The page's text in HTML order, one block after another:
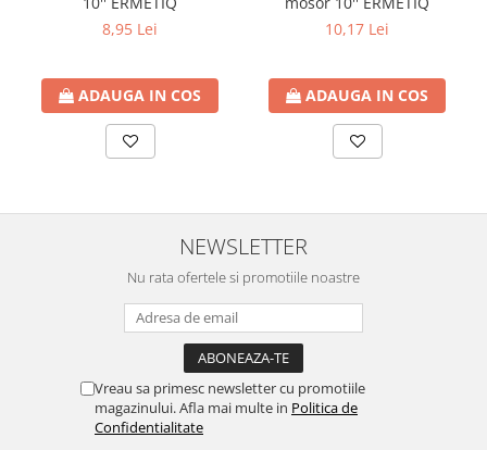
Aparate de Aer conditionat 18000
Aparate de Aer conditionat 24000
Aparate de Aer conditionat 27000
Accesorii Panouri solare
Pompe de circulaţie pentru
instalaţiile termice solare
Vase de expansiune
8,95 Lei
ADAUGA IN COS
10,17 Lei
ADAUGA IN COS
NEWSLETTER
Nu rata ofertele si promotiile noastre
Vreau sa primesc newsletter cu promotiile
magazinului. Afla mai multe in Politica de
Confidentialitate